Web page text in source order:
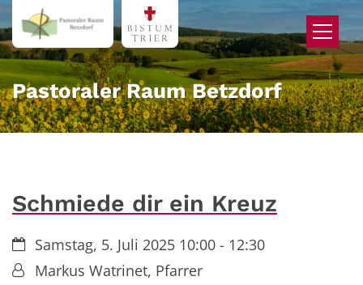
Zum Inhalt springen
Pastoraler Raum Betzdorf
Schmiede dir ein Kreuz
Datum:Samstag, 5. Juli 2025 10:00 - 12:30
Von:Markus Watrinet, Pfarrer